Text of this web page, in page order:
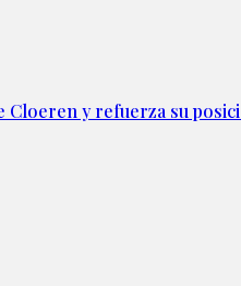
Cloeren y refuerza su